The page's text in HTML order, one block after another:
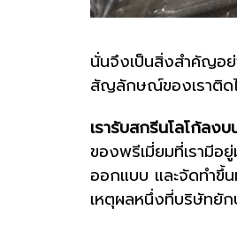
นั่นจึงเป็นสิ่งสำคัญอ
สัญลักษณ์ของเราติด
เรารับสกรีนโลโก้ลง
ของพรีเมี่ยมที่เรามีอ
ออกแบบ และจัดทำขึ้น
เหตุผลหนึ่งที่บริษัทยัก